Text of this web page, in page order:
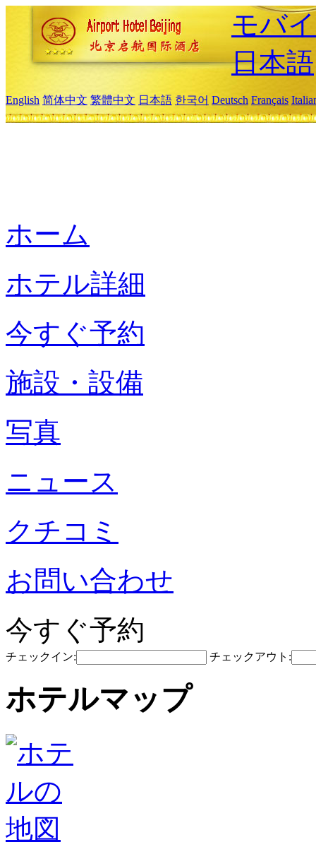
モバ
日本語
English 简体中文 繁體中文 日本語 한국어 Deutsch Français
ホーム
ホテル詳細
今すぐ予約
施設・設備
写真
ニュース
クチコミ
お問い合わせ
今すぐ予約
チェックイン: チェックアウト:
ホテルマップ